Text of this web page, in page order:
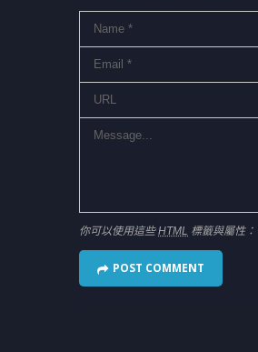
你可以使用這些HTML 標籤與屬性：